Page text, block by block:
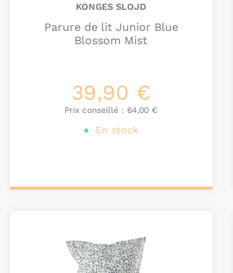
KONGES SLOJD
Parure de lit Junior Blue
Blossom Mist
39,90 €
Prix conseillé : 64,00 €
En stock